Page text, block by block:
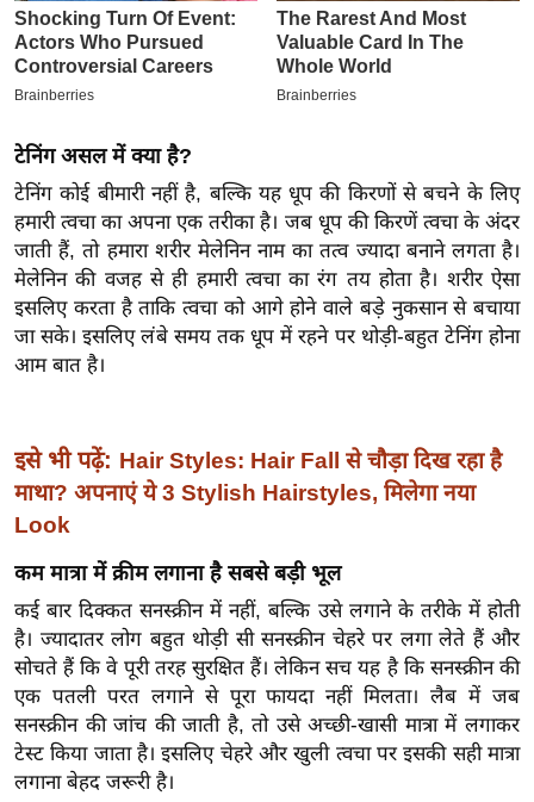
-
पे
प
मि
सा
ल
बे
मि
सा
ल
य
त
यं
ग
इं
डि
या
सा
हि
त्य
ज
टेनिंग असल में क्या है?
टेनिंग कोई बीमारी नहीं है, बल्कि यह धूप की किरणों से बचने के लिए
हमारी त्वचा का अपना एक तरीका है। जब धूप की किरणें त्वचा के अंदर
जाती हैं, तो हमारा शरीर मेलेनिन नाम का तत्व ज्यादा बनाने लगता है।
मेलेनिन की वजह से ही हमारी त्वचा का रंग तय होता है। शरीर ऐसा
इसलिए करता है ताकि त्वचा को आगे होने वाले बड़े नुकसान से बचाया
जा सके। इसलिए लंबे समय तक धूप में रहने पर थोड़ी-बहुत टेनिंग होना
आम बात है।
इसे भी पढ़ें: Hair Styles: Hair Fall से चौड़ा दिख रहा है
माथा? अपनाएं ये 3 Stylish Hairstyles, मिलेगा नया
Look
कम मात्रा में क्रीम लगाना है सबसे बड़ी भूल
कई बार दिक्कत सनस्क्रीन में नहीं, बल्कि उसे लगाने के तरीके में होती
है। ज्यादातर लोग बहुत थोड़ी सी सनस्क्रीन चेहरे पर लगा लेते हैं और
सोचते हैं कि वे पूरी तरह सुरक्षित हैं। लेकिन सच यह है कि सनस्क्रीन की
एक पतली परत लगाने से पूरा फायदा नहीं मिलता। लैब में जब
सनस्क्रीन की जांच की जाती है, तो उसे अच्छी-खासी मात्रा में लगाकर
टेस्ट किया जाता है। इसलिए चेहरे और खुली त्वचा पर इसकी सही मात्रा
लगाना बेहद जरूरी है।